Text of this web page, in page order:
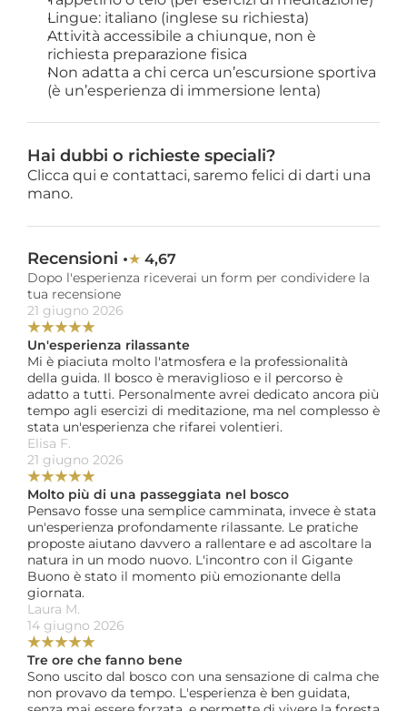
Lingue: italiano (inglese su richiesta)
Attività accessibile a chiunque, non è
richiesta preparazione fisica
Non adatta a chi cerca un’escursione sportiva
(è un’esperienza di immersione lenta)
Hai dubbi o richieste speciali?
Clicca qui e contattaci, saremo felici di darti una
mano.
Recensioni •★ 4,67
Dopo l'esperienza riceverai un form per condividere la
tua recensione
21 giugno 2026
★★★★★
Un'esperienza rilassante
Mi è piaciuta molto l'atmosfera e la professionalità
della guida. Il bosco è meraviglioso e il percorso è
adatto a tutti. Personalmente avrei dedicato ancora più
tempo agli esercizi di meditazione, ma nel complesso è
stata un'esperienza che rifarei volentieri.
Elisa F.
21 giugno 2026
★★★★★
Molto più di una passeggiata nel bosco
Pensavo fosse una semplice camminata, invece è stata
un'esperienza profondamente rilassante. Le pratiche
proposte aiutano davvero a rallentare e ad ascoltare la
natura in un modo nuovo. L'incontro con il Gigante
Buono è stato il momento più emozionante della
giornata.
Laura M.
14 giugno 2026
★★★★★
Tre ore che fanno bene
Sono uscito dal bosco con una sensazione di calma che
non provavo da tempo. L'esperienza è ben guidata,